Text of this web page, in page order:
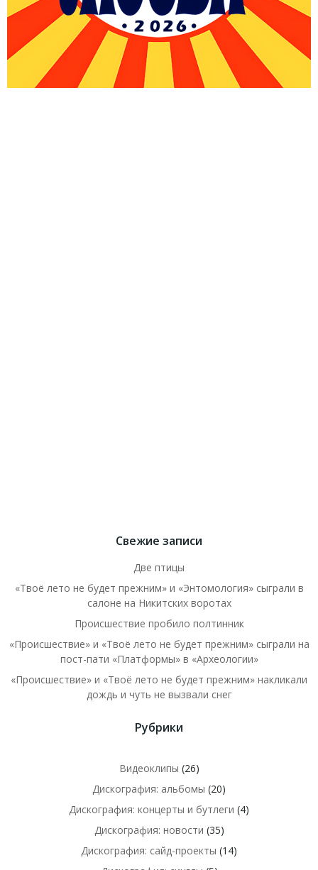
Свежие записи
Две птицы
«Твоё лето не будет прежним» и «Энтомология» сыграли в
салоне на Никитских воротах
Происшествие пробило полтинник
«Происшествие» и «Твоё лето не будет прежним» сыграли на
пост-пати «Платформы» в «Археологии»
«Происшествие» и «Твоё лето не будет прежним» накликали
дождь и чуть не вызвали снег
Рубрики
Видеоклипы (26)
Дискография: альбомы (20)
Дискография: концерты и бутлеги (4)
Дискография: новости (35)
Дискография: сайд-проекты (14)